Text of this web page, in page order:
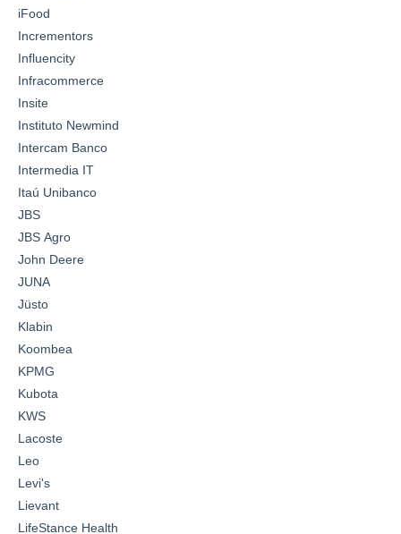
iFood
Incrementors
Influencity
Infracommerce
Insite
Instituto Newmind
Intercam Banco
Intermedia IT
Itaú Unibanco
JBS
JBS Agro
John Deere
JUNA
Jüsto
Klabin
Koombea
KPMG
Kubota
KWS
Lacoste
Leo
Levi's
Lievant
LifeStance Health